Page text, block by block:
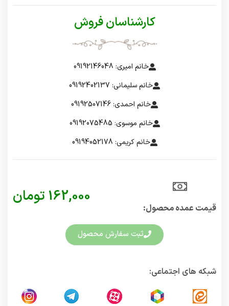
کارشناسان فروش
خانم امیری: 09192146048
خانم سلیمانی: 09192402137
خانم احمدی: 09192507146
خانم موسوی: 09192075485
خانم کریمی: 09194052178
قیمت عمده محصول:​
162,000 تومان
ثبت سفارش محصول
شبکه های اجتماعی: